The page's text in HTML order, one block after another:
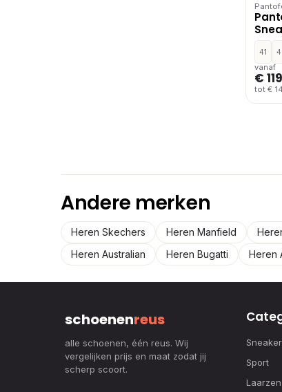
41
vanaf
€
tot €
Andere merken
Heren Skechers Heren Manfield
Heren Australian
Heren Bugatti Heren
schoenenreus
alle schoenen, één reus. Wij
vergelijken prijs en maat zodat jij
scherp scoort.
Sport
Laarzen